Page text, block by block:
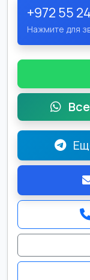
+972 55
Нажмите для